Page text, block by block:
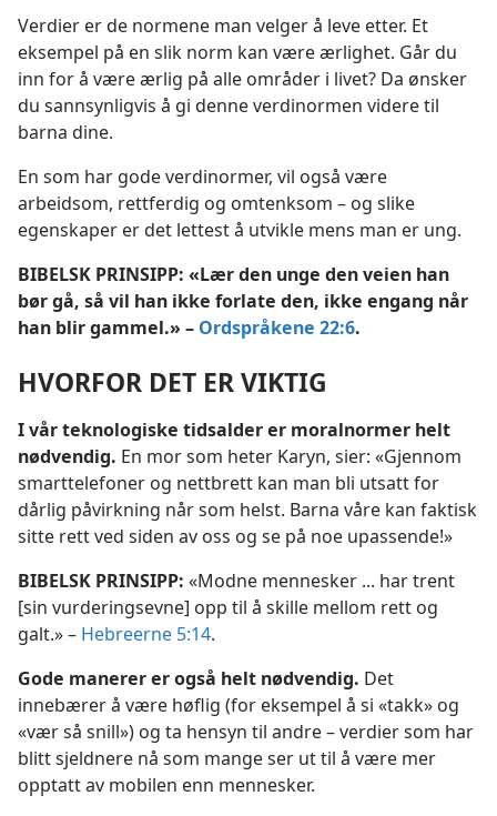
Verdier er de normene man velger å leve etter. Et
eksempel på en slik norm kan være ærlighet. Går du
inn for å være ærlig på alle områder i livet? Da ønsker
du sannsynligvis å gi denne verdinormen videre til
barna dine.
En som har gode verdinormer, vil også være
arbeidsom, rettferdig og omtenksom – og slike
egenskaper er det lettest å utvikle mens man er ung.
BIBELSK PRINSIPP: «Lær den unge den veien han
bør gå, så vil han ikke forlate den, ikke engang når
han blir gammel.» – Ordspråkene 22:6.
HVORFOR DET ER VIKTIG
I vår teknologiske tidsalder er moralnormer helt
nødvendig. En mor som heter Karyn, sier: «Gjennom
smarttelefoner og nettbrett kan man bli utsatt for
dårlig påvirkning når som helst. Barna våre kan faktisk
sitte rett ved siden av oss og se på noe upassende!»
BIBELSK PRINSIPP: «Modne mennesker ... har trent
[sin vurderingsevne] opp til å skille mellom rett og
galt.» – Hebreerne 5:14.
Gode manerer er også helt nødvendig. Det
innebærer å være høflig (for eksempel å si «takk» og
«vær så snill») og ta hensyn til andre – verdier som har
blitt sjeldnere nå som mange ser ut til å være mer
opptatt av mobilen enn mennesker.